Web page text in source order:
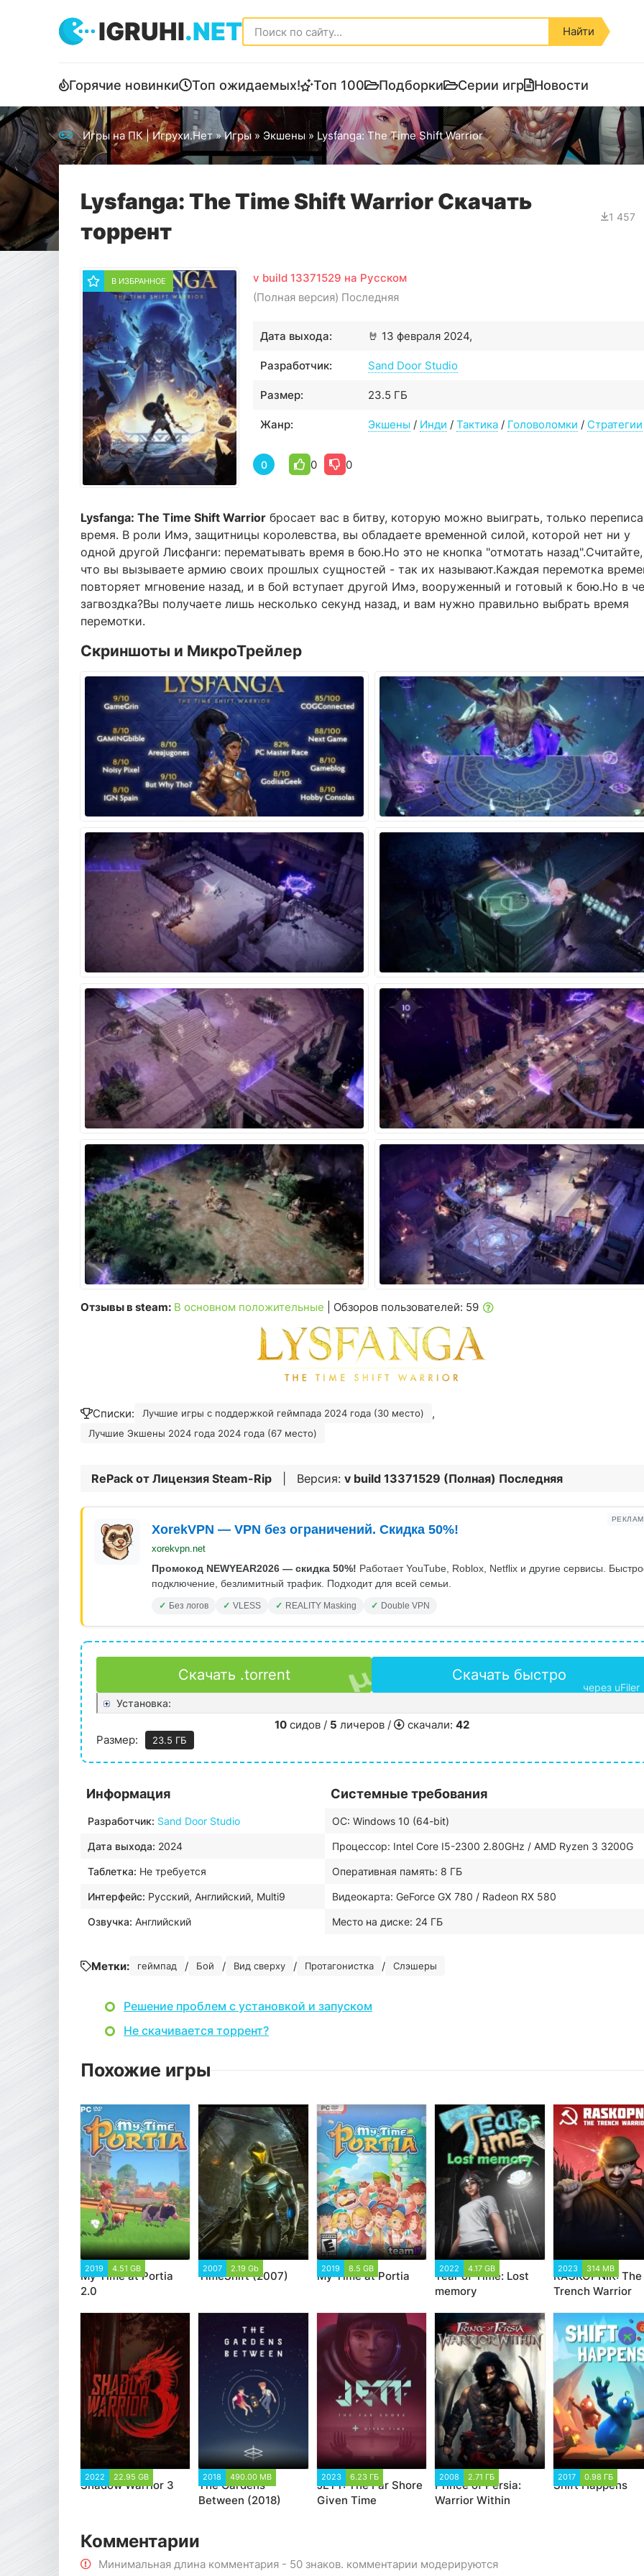
IGRUHI.NET Найти
Горячие новинки Топ ожидаемых! Топ 100 Подборки Серии игр Новости
Игры на ПК | Игрухи.Нет»Игры» Экшены » Lysfanga: The Time Shift Warrior
Lysfanga: The Time Shift Warrior Скачать
торрент
1 457
В ИЗБРАННОЕ
v build 13371529 на Русском
(Полная версия) Последняя
🤘
Дата выхода: 13 февраля 2024,
Разработчик: Sand Door Studio
Размер: 23.5 ГБ
Жанр: Экшены / Инди / Тактика / Головоломки / Стратегии
0 0 0
Lysfanga: The Time Shift Warrior бросает вас в битву, которую можно выиграть, только
время. В роли Имэ, защитницы королевства, вы обладаете временной силой, которой нет ни у
одной другой Лисфанги: перематывать время в бою.Но это не кнопка "отмотать назад".Считайте,
что вы вызываете армию своих прошлых сущностей - так их называют.Каждая перемотка
повторяет мгновение назад, и в бой вступает другой Имэ, вооруженный и готовый к бою.Но в
загвоздка?Вы получаете лишь несколько секунд назад, и вам нужно правильно выбрать время
перемотки.
Скриншоты и МикроТрейлер
Отзывы в steam: В основном положительные | Обзоров пользователей: 59
Списки: Лучшие игры с поддержкой геймпада 2024 года (30 место) ,
Лучшие Экшены 2024 года 2024 года (67 место)
RePack от Лицензия Steam-Rip | Версия: v build 13371529 (Полная) Последняя
XorekVPN — VPN без ограничений. Скидка 50%!
xorekvpn.net
Промокод NEWYEAR2026 — скидка 50%! Работает YouTube, Roblox, Netflix и другие сервисы.
подключение, безлимитный трафик. Подходит для всей семьи.
Без логов VLESS REALITY Masking Double VPN
Скачать .torrent Скачать быстро
через uFiler
Установка:
10сидов / 5 личеров / скачали: 42
Размер:
23.5 ГБ
Информация
Разработчик: Sand Door Studio
Дата выхода: 2024
Таблетка: Не требуется
Интерфейс: Русский, Английский, Multi9
Озвучка: Английский
Системные требования
ОС: Windows 10 (64-bit)
Процессор: Intel Core I5-2300 2.80GHz / AMD Ryzen 3 3200G
Оперативная память: 8 ГБ
Видеокарта: GeForce GX 780 / Radeon RX 580
Место на диске: 24 ГБ
Метки: геймпад / Бой / Вид сверху / Протагонистка / Слэшеры
Решение проблем с установкой и запуском
Не скачивается торрент?
Похожие игры
2019 4.51 GB
My Time at Portia
2.0
2007 2.19 Gb
TimeShift (2007)
2019 8.5 GB
My Time at Portia
2022 4.17 GB
Tear of Time: Lost
memory
2023 314 MB
RASKOPNIK: The
Trench Warrior
2022 22.95 GB
Shadow Warrior 3
2018 490.00 MB
The Gardens
Between (2018)
2023 6.23 ГБ
JETT: The Far Shore
Given Time
2008 2.71 ГБ
Prince of Persia:
Warrior Within
2017 0.98 ГБ
Shift Happens
Комментарии
Минимальная длина комментария - 50 знаков. комментарии модерируются